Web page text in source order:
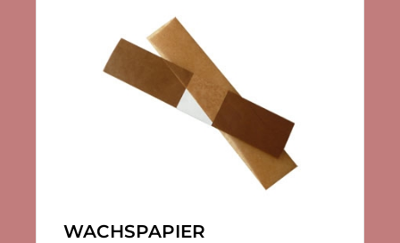
WACHSPAPIER